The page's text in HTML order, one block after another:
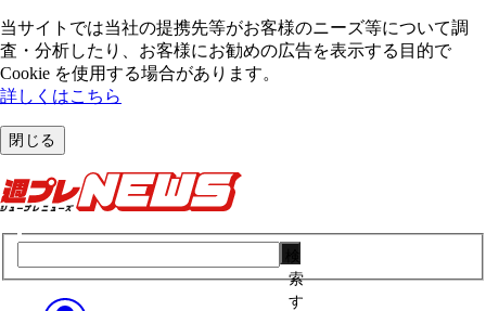
当サイトでは当社の提携先等がお客様のニーズ等について調
査・分析したり、お客様にお勧めの広告を表⽰する⽬的で
Cookie を使⽤する場合があります。
詳しくはこちら
閉じる
索
す